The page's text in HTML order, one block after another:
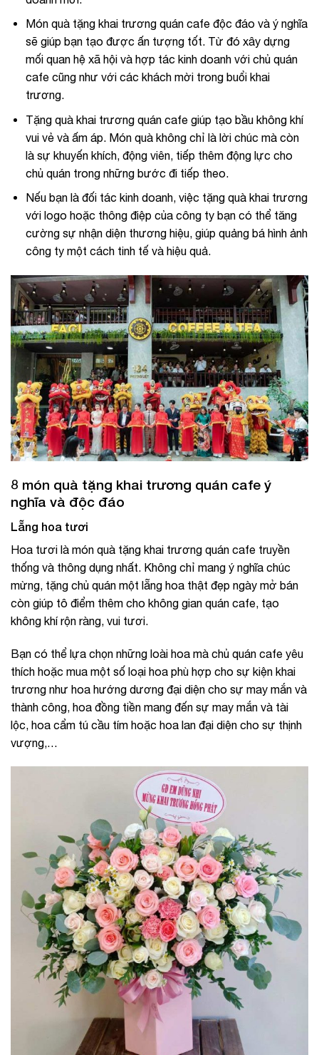
Món quà tặng khai trương quán cafe độc đáo và ý nghĩa
sẽ giúp bạn tạo được ấn tượng tốt. Từ đó xây dựng
mối quan hệ xã hội và hợp tác kinh doanh với chủ quán
cafe cũng như với các khách mời trong buổi khai
trương.
Tặng quà khai trương quán cafe giúp tạo bầu không khí
vui vẻ và ấm áp. Món quà không chỉ là lời chúc mà còn
là sự khuyến khích, động viên, tiếp thêm động lực cho
chủ quán trong những bước đi tiếp theo.
Nếu bạn là đối tác kinh doanh, việc tặng quà khai trương
với logo hoặc thông điệp của công ty bạn có thể tăng
cường sự nhận diện thương hiệu, giúp quảng bá hình ảnh
công ty một cách tinh tế và hiệu quả.
8 món quà tặng khai trương quán cafe ý
nghĩa và độc đáo
Lẵng hoa tươi
Hoa tươi là món quà tặng khai trương quán cafe truyền
thống và thông dụng nhất. Không chỉ mang ý nghĩa chúc
mừng, tặng chủ quán một lẵng hoa thật đẹp ngày mở bán
còn giúp tô điểm thêm cho không gian quán cafe, tạo
không khí rộn ràng, vui tươi.
Bạn có thể lựa chọn những loài hoa mà chủ quán cafe yêu
thích hoặc mua một số loại hoa phù hợp cho sự kiện khai
trương như hoa hướng dương đại diện cho sự may mắn và
thành công, hoa đồng tiền mang đến sự may mắn và tài
lộc, hoa cẩm tú cầu tím hoặc hoa lan đại diện cho sự thịnh
vượng,…